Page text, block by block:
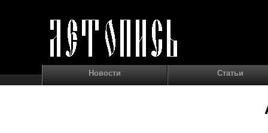
Новости Статьи